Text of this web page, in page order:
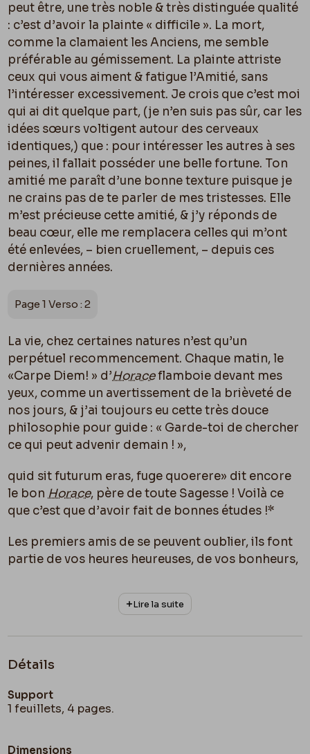
peut être, une très noble & très distinguée qualité
: c’est d’avoir la plainte « difficile ». La mort,
comme la clamaient les Anciens, me semble
préférable au gémissement. La plainte attriste
ceux qui vous aiment & fatigue l’Amitié, sans
l’intéresser excessivement. Je crois que c’est moi
qui ai dit quelque part, (je n’en suis pas sûr, car les
idées sœurs voltigent autour des cerveaux
identiques,) que : pour intéresser les autres à ses
peines, il fallait posséder une belle fortune. Ton
amitié me paraît d’une bonne texture puisque je
ne crains pas de te parler de mes tristesses. Elle
m’est précieuse cette amitié, & j’y réponds de
beau cœur, elle me remplacera celles qui m’ont
été enlevées, – bien cruellement, – depuis ces
dernières années.
Page 1 Verso : 2
La vie, chez certaines natures n’est qu’un
perpétuel recommencement. Chaque matin, le
«Carpe Diem! » d’Horaceflamboie devant mes
yeux, comme un avertissement de la brièveté de
nos jours, & j’ai toujours eu cette très douce
philosophie pour guide : « Garde-toi de chercher
ce qui peut advenir demain ! »,
quid sit futurum eras, fuge quoerere» dit encore
le bon Horace, père de toute Sagesse ! Voilà ce
que c’est que d’avoir fait de bonnes études !*
Les premiers amis de se peuvent oublier, ils font
partie de vos heures heureuses, de vos bonheurs,
vous avez encore en vous assez de virtualité pour
vous intéresser aux hommes & à leurs actes,
Femme vous inspire toujours le sourire &
– Il me semble que j’ai encore quelques mots à
bonne Nature a pu me confier ; et que j’ai
Lire la suite
Détails
Support
1 feuillets, 4 pages.
Dimensions